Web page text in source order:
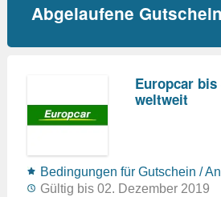
Abgelaufene
Europcar bis
weltweit
Bedingungen für Gutschein /
Gültig bis 02. Dezember 2019